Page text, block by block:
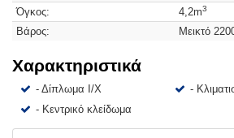
Όγκος:
4,2m3
Βάρος: Μεικτό
Χαρακτηριστικά
- Δίπλωμα Ι/Χ -
- Κεντρικό κλείδωμα